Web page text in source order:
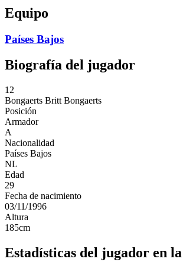
Equipo
Países Bajos
Biografía del jugador
12
Bongaerts Britt Bongaerts
Posición
Armador
A
Nacionalidad
Países Bajos
NL
Edad
29
Fecha de nacimiento
03/11/1996
Altura
185cm
Estadísticas del jugador en